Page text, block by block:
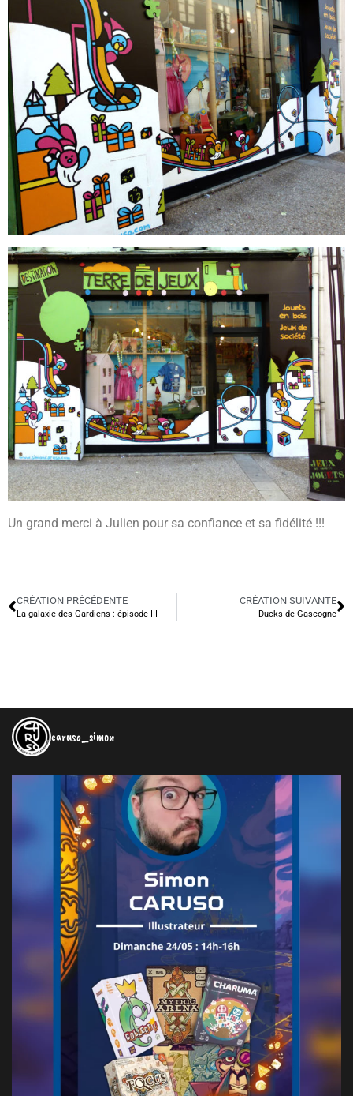
Un grand merci à Julien pour sa confiance et sa fidélité !!!
CRÉATION PRÉCÉDENTE
La galaxie des Gardiens : épisode III
CRÉATION SUIVANTE
Ducks de Gascogne
caruso_simon